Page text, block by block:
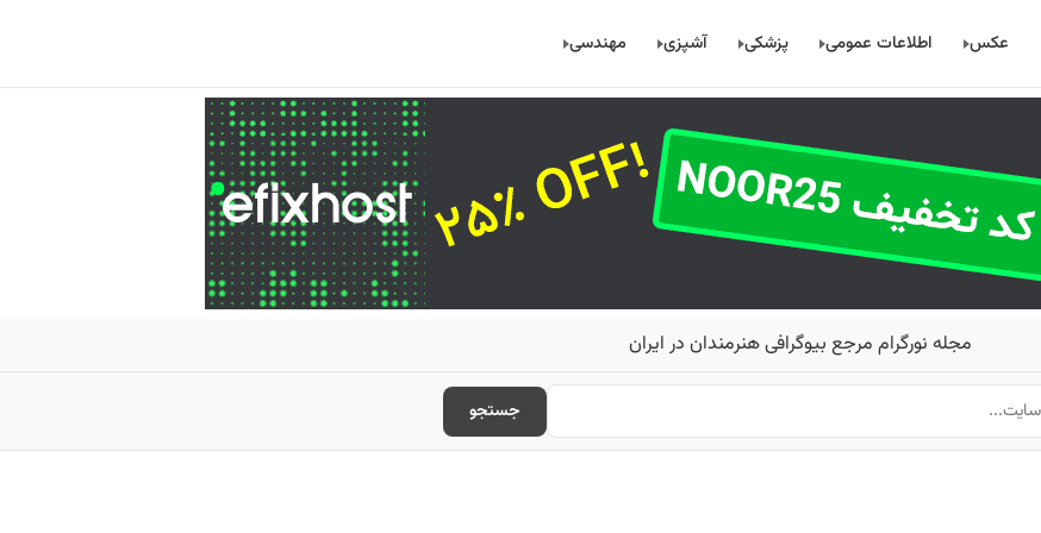
عکس اطلاعات عمومی پزشکی آشپزی مهندسی
مجله نورگرام مرجع بیوگرافی هنرمندان در ایران
جستجو